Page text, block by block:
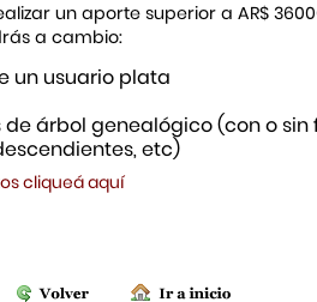
un aporte superior a AR$
a cambio:
un usuario plata
de árbol genealógico (con o sin
etc)
cliqueá aquí